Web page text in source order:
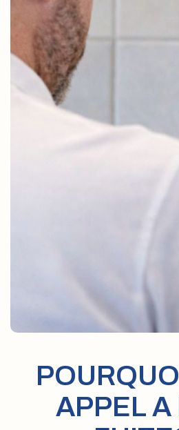
APPEL A